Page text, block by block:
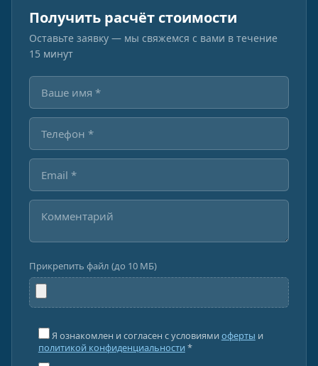
Получить расчёт стоимости
Оставьте заявку — мы свяжемся с вами в течение
15 минут
Прикрепить файл (до 10 МБ)
Я ознакомлен и согласен с условиями оферты и
политикой конфиденциальности *